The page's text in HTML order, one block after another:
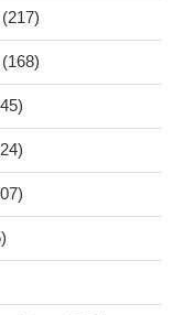
(217)
(168)